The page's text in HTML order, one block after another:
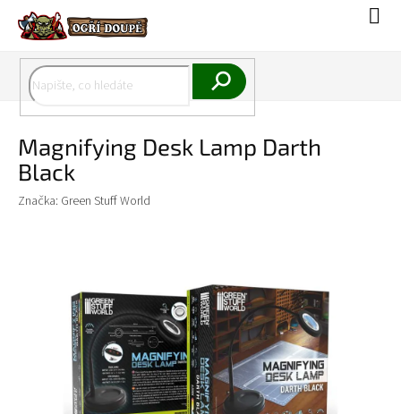
obsah
Magnifying Desk Lamp Darth
Black
Značka: Green Stuff World